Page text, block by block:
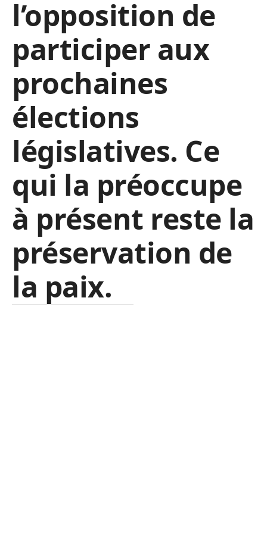
l’opposition de
participer aux
prochaines
élections
législatives. Ce
qui la préoccupe
à présent reste la
préservation de
la paix.